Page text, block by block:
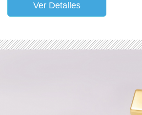
Ver Detalles